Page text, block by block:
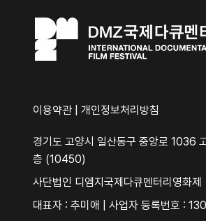
이용약관 개인정보처리방침
경기도 고양시 일산동구 중앙로 1036
층 (10450)
사단법인 디엠지국제다큐멘터리영화제
대표자 : 추미애 | 사업자 등록번호 :